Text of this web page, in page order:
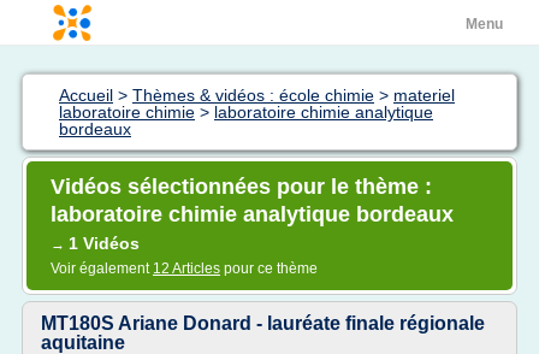
Menu
Accueil > Thèmes & vidéos : école chimie > materiel
laboratoire chimie > laboratoire chimie analytique
bordeaux
Vidéos sélectionnées pour le thème :
laboratoire chimie analytique bordeaux
→ 1 Vidéos
Voir également 12 Articles pour ce thème
MT180S Ariane Donard - lauréate finale régionale
aquitaine